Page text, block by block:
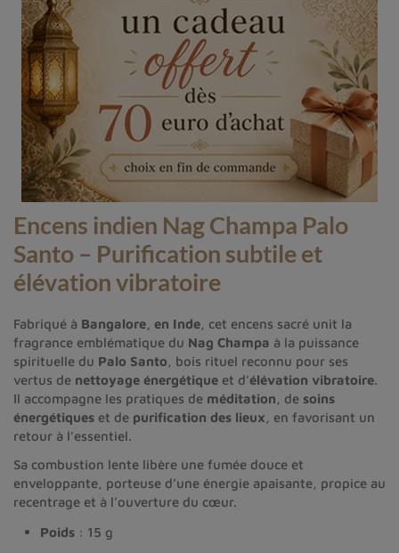
Encens indien Nag Champa Palo
Santo – Purification subtile et
élévation vibratoire
Fabriqué à Bangalore, en Inde , cet encens sacré unit la
fragrance emblématique du Nag Champa à la puissance
spirituelle du Palo Santo , bois rituel reconnu pour ses
vertus de nettoyage énergétique et d’élévation vibratoire.
Il accompagne les pratiques de méditation , de soins
énergétiques et de purification des lieux , en favorisant un
retour à l’essentiel.
Sa combustion lente libère une fumée douce et
enveloppante, porteuse d’une énergie apaisante, propice au
recentrage et à l’ouverture du cœur.
Poids : 15 g